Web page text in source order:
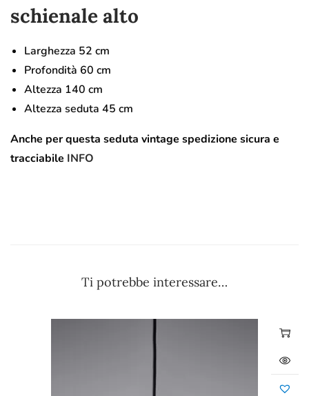
schienale alto
Larghezza 52 cm
Profondità 60 cm
Altezza 140 cm
Altezza seduta 45 cm
Anche per questa seduta vintage spedizione sicura e
tracciabile INFO
Ti potrebbe interessare…